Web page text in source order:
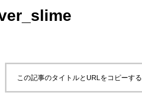
この記事のタイトルとURLをコピーする